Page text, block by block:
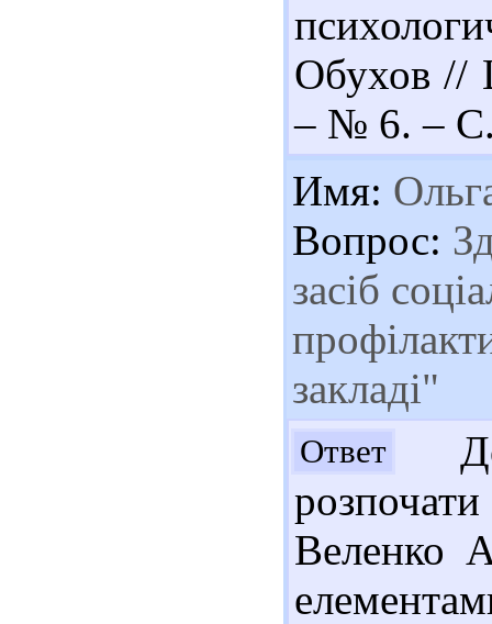
Обухов //
– № 6. –
Имя:
Вопрос:
засіб
закладі"
Ответ
Веленко